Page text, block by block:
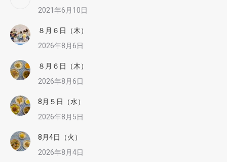
2021年6月10日
８月６日（木）
2026年8月6日
８月６日（木）
2026年8月6日
8月５日（水）
2026年8月5日
8月4日（火）
2026年8月4日